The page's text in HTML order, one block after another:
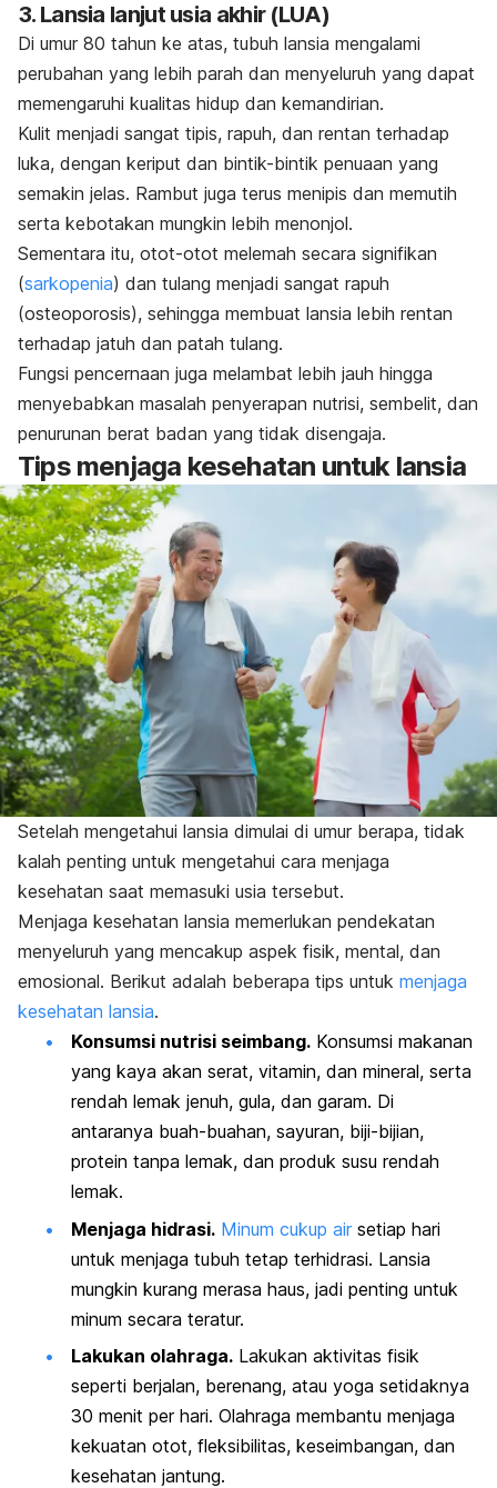
3. Lansia lanjut usia akhir (LUA)
Di umur 80 tahun ke atas, tubuh lansia mengalami
perubahan yang lebih parah dan menyeluruh yang dapat
memengaruhi kualitas hidup dan kemandirian.
Kulit menjadi sangat tipis, rapuh, dan rentan terhadap
luka, dengan keriput dan bintik-bintik penuaan yang
semakin jelas. Rambut juga terus menipis dan memutih
serta kebotakan mungkin lebih menonjol.
Sementara itu, otot-otot melemah secara signifikan
(sarkopenia) dan tulang menjadi sangat rapuh
(osteoporosis), sehingga membuat lansia lebih rentan
terhadap jatuh dan patah tulang.
Fungsi pencernaan juga melambat lebih jauh hingga
menyebabkan masalah penyerapan nutrisi, sembelit, dan
penurunan berat badan yang tidak disengaja.
Tips menjaga kesehatan untuk lansia
Setelah mengetahui lansia dimulai di umur berapa, tidak
kalah penting untuk mengetahui cara menjaga
kesehatan saat memasuki usia tersebut.
Menjaga kesehatan lansia memerlukan pendekatan
menyeluruh yang mencakup aspek fisik, mental, dan
emosional. Berikut adalah beberapa tips untuk menjaga
kesehatan lansia.
Konsumsi nutrisi seimbang. Konsumsi makanan
yang kaya akan serat, vitamin, dan mineral, serta
rendah lemak jenuh, gula, dan garam. Di
antaranya buah-buahan, sayuran, biji-bijian,
protein tanpa lemak, dan produk susu rendah
lemak.
Menjaga hidrasi. Minum cukup air setiap hari
untuk menjaga tubuh tetap terhidrasi. Lansia
mungkin kurang merasa haus, jadi penting untuk
minum secara teratur.
Lakukan olahraga. Lakukan aktivitas fisik
seperti berjalan, berenang, atau yoga setidaknya
30 menit per hari. Olahraga membantu menjaga
kekuatan otot, fleksibilitas, keseimbangan, dan
kesehatan jantung.